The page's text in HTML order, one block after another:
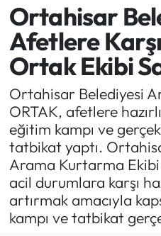
Ortahisar
Afetlere
Ortak Ekibi
Ortahisar Belediyesi
ORTAK, afetlere
eğitim kampı ve
tatbikat yaptı.
Arama Kurtarma Ekibi
acil durumlara karşı
artırmak amacıyla
kampı ve tatbikat
Türkiye
Kültür/Sanat
Politik Kulis
Dünya
Magazin
Mektup Galeri
Trabzon Trafik
Süper Lig Puan
Son Dakika Haberleri
Haber Arşivi